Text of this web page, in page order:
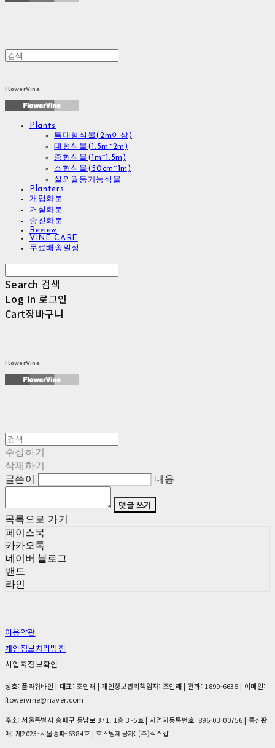
FlowerVine
Plants
특대형식물(2m이상)
대형식물(1.5m~2m)
중형식물(1m~1.5m)
소형식물(50cm~1m)
실외월동가능식물
Planters
개업화분
거실화분
승진화분
Review
VINE CARE
무료배송일정
Search 검색
Log In 로그인
Cart장바구니
FlowerVine
수정하기
삭제하기
글쓴이
내용
댓글 쓰기
목록으로 가기
페이스북
카카오톡
네이버 블로그
밴드
라인
이용약관
개인정보처리방침
사업자정보확인
상호: 플라워바인 | 대표: 조인래 | 개인정보관리책임자: 조인래 | 전화: 1899-6635 | 이메일:
flowervine@naver.com
주소: 서울특별시 송파구 동남로 371, 1층 3~5호 | 사업자등록번호: 896-03-00756| 통신판
매: 제2023-서울송파-6384호 | 호스팅제공자: (주)식스샵